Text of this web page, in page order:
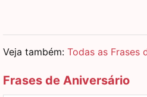
Veja também: Todas as Frases
Frases de Aniversário